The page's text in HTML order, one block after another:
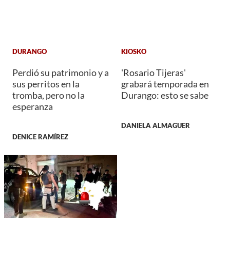
DURANGO
Perdió su patrimonio y a
sus perritos en la
tromba, pero no la
esperanza
DENICE RAMÍREZ
KIOSKO
'Rosario Tijeras'
grabará temporada en
Durango: esto se sabe
DANIELA ALMAGUER